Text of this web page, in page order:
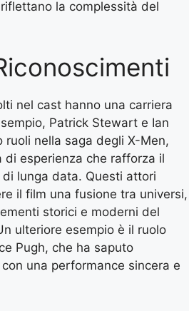
la complessità del
nel cast hanno una carriera
Patrick Stewart e Ian
ruoli nella saga degli X-Men,
esperienza che rafforza il
lunga data. Questi attori
il film una fusione tra universi,
storici e moderni del
ulteriore esempio è il ruolo
Pugh, che ha saputo
una performance sincera e